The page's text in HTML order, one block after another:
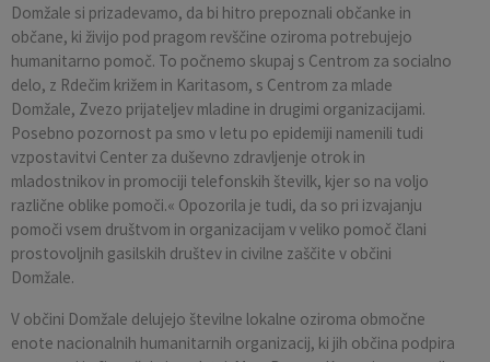
Domžale si prizadevamo, da bi hitro prepoznali občanke in
občane, ki živijo pod pragom revščine oziroma potrebujejo
humanitarno pomoč. To počnemo skupaj s Centrom za socialno
delo, z Rdečim križem in Karitasom, s Centrom za mlade
Domžale, Zvezo prijateljev mladine in drugimi organizacijami.
Posebno pozornost pa smo v letu po epidemiji namenili tudi
vzpostavitvi Center za duševno zdravljenje otrok in
mladostnikov in promociji telefonskih številk, kjer so na voljo
različne oblike pomoči.« Opozorila je tudi, da so pri izvajanju
pomoči vsem društvom in organizacijam v veliko pomoč člani
prostovoljnih gasilskih društev in civilne zaščite v občini
Domžale.
V občini Domžale delujejo številne lokalne oziroma območne
enote nacionalnih humanitarnih organizacij, ki jih občina podpira